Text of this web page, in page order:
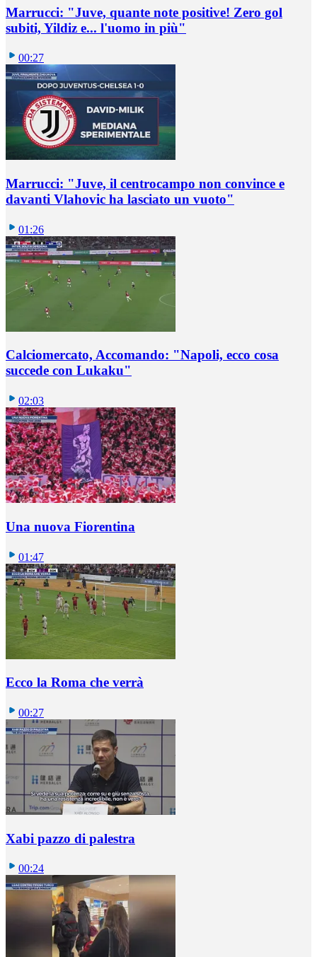
Marrucci: "Juve, quante note positive! Zero gol
subiti, Yildiz e... l'uomo in più"
00:27
Marrucci: "Juve, il centrocampo non convince e
davanti Vlahovic ha lasciato un vuoto"
01:26
Calciomercato, Accomando: "Napoli, ecco cosa
succede con Lukaku"
02:03
Una nuova Fiorentina
01:47
Ecco la Roma che verrà
00:27
Xabi pazzo di palestra
00:24